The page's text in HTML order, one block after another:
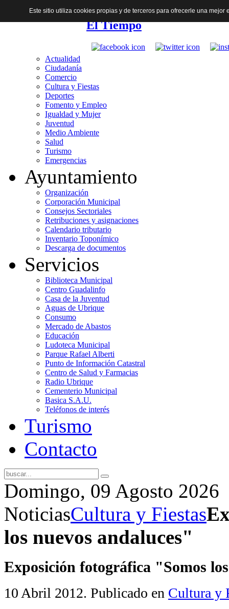
El Tiempo
Actualidad
Ciudadanía
Comercio
Cultura y Fiestas
Deportes
Fomento y Empleo
Igualdad y Mujer
Juventud
Medio Ambiente
Salud
Turismo
Emergencias
Ayuntamiento
Organización
Corporación Municipal
Consejos Sectoriales
Retribuciones y asignaciones
Calendario tributario
Inventario Toponímico
Descarga de documentos
Servicios
Biblioteca Municipal
Centro Guadalinfo
Casa de la Juventud
Aguas de Ubrique
Consumo
Mercado de Abastos
Educación
Ludoteca Municipal
Parque Rafael Alberti
Punto de Información Catastral
Centro de Salud y Farmacias
Radio Ubrique
Cementerio Municipal
Basica S.A.U.
Teléfonos de interés
Turismo
Contacto
Domingo, 09 Agosto 2026
NoticiasCultura y Fiestas
los nuevos andaluces"
Exposición fotográfica "Somos
10 Abril 2012. Publicado en Cultura y
Este sitio utiliza cookies propias y de terceros para ofrecerle una